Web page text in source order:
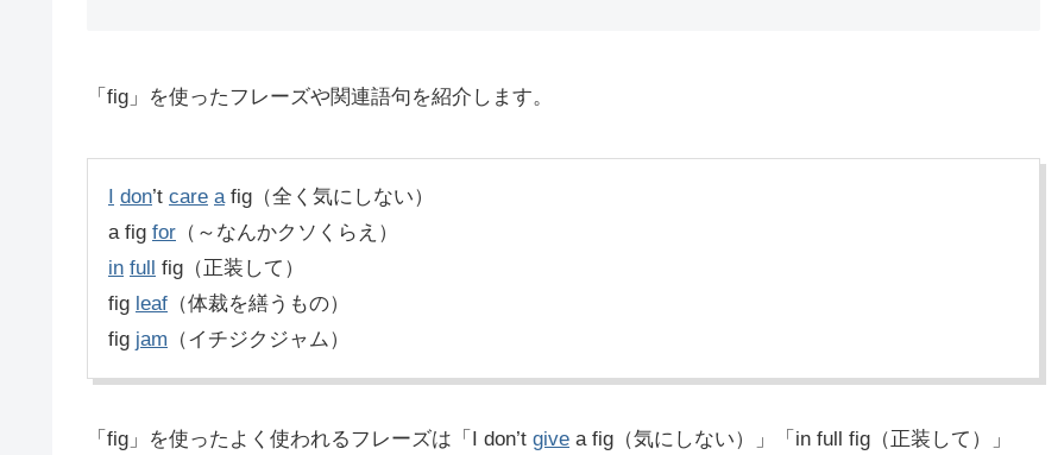
「fig」を使ったフレーズや関連語句を紹介します。
I don’t care afig（全く気にしない）
a fig for （～なんかクソくらえ）
in full fig（正装して）
fig leaf （体裁を繕うもの）
fig jam （イチジクジャム）
「fig」を使ったよく使われるフレーズは「I don’t give a fig（気にしない）」「in full fig（正装して）」